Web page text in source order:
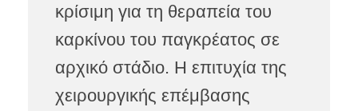
κρίσιμη για τη θεραπεία του
καρκίνου του παγκρέατος σε
αρχικό στάδιο. Η επιτυχία της
χειρουργικής επέμβασης